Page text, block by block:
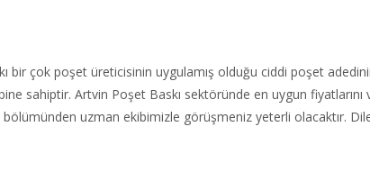
çok poşet üreticisinin uygulamış olduğu ciddi poşet
sahiptir. Artvin Poşet Baskı sektöründe en uygun
bölümünden uzman ekibimizle görüşmeniz yeterli olacaktır.